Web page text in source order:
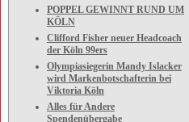
POPPEL GEWINNT RUND UM
KÖLN
Clifford Fisher neuer Headcoach
der Köln 99ers
Olympiasiegerin Mandy Islacker
wird Markenbotschafterin bei
Viktoria Köln
Alles für Andere
Spendenübergabe